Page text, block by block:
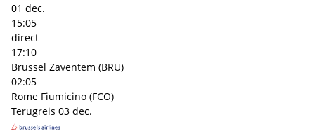
01 dec.
15:05
direct
17:10
Brussel Zaventem (BRU)
02:05
Rome Fiumicino (FCO)
Terugreis 03 dec.